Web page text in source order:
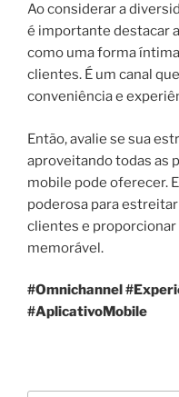
Ao considerar a
é importante destacar
como uma forma
clientes. É um canal
conveniência e
Então, avalie se sua
aproveitando todas as
mobile pode oferecer.
poderosa para
clientes e proporcionar
memorável.
#Omnichannel
#AplicativoMobile